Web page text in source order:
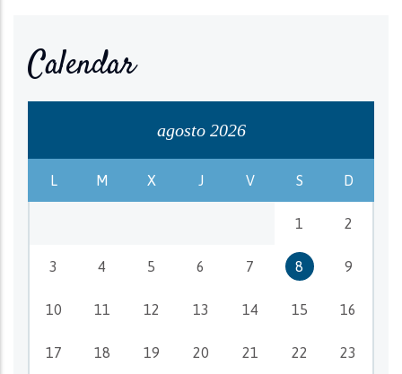
Calendar
agosto 2026
L M X J V S D
1 2
3 4 5 6 7 8 9
10 11 12 13 14 15 16
17 18 19 20 21 22 23